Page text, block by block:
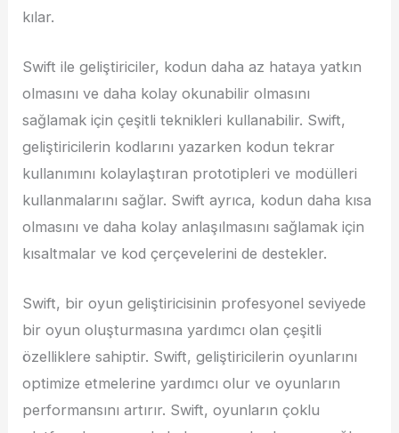
kılar.
Swift ile geliştiriciler, kodun daha az hataya yatkın
olmasını ve daha kolay okunabilir olmasını
sağlamak için çeşitli teknikleri kullanabilir. Swift,
geliştiricilerin kodlarını yazarken kodun tekrar
kullanımını kolaylaştıran prototipleri ve modülleri
kullanmalarını sağlar. Swift ayrıca, kodun daha kısa
olmasını ve daha kolay anlaşılmasını sağlamak için
kısaltmalar ve kod çerçevelerini de destekler.
Swift, bir oyun geliştiricisinin profesyonel seviyede
bir oyun oluşturmasına yardımcı olan çeşitli
özelliklere sahiptir. Swift, geliştiricilerin oyunlarını
optimize etmelerine yardımcı olur ve oyunların
performansını artırır. Swift, oyunların çoklu